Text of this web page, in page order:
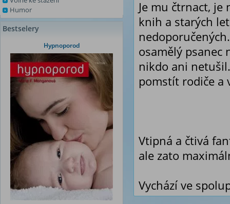
Humor
Bestselery
Hypnoporod
Je mu čtrnact,
knih a starých
osamělý psanec
nikdo ani
pomstít rodiče a
Vtipná a čtivá
ale zato
Vychází ve